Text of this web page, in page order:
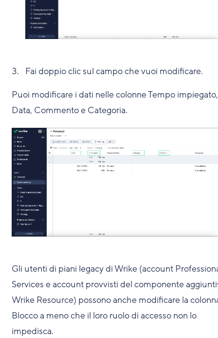
Fai doppio clic sul campo che vuoi modificare.
Puoi modificare i dati nelle colonne Tempo impiegato,
Data, Commento e Categoria.
Gli utenti di piani legacy di Wrike (account
Services e account provvisti del componente
Wrike Resource) possono anche modificare la
Blocco a meno che il loro ruolo di accesso non lo
impedisca.